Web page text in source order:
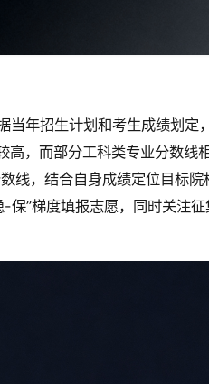
年招生计划和考生成绩划定
，而部分工科类专业分数线
线，结合自身成绩定位目标
保”梯度填报志愿，同时关注